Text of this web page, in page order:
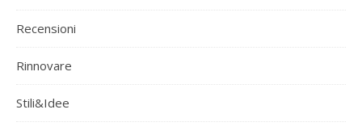
Recensioni
Rinnovare
Stili&Idee